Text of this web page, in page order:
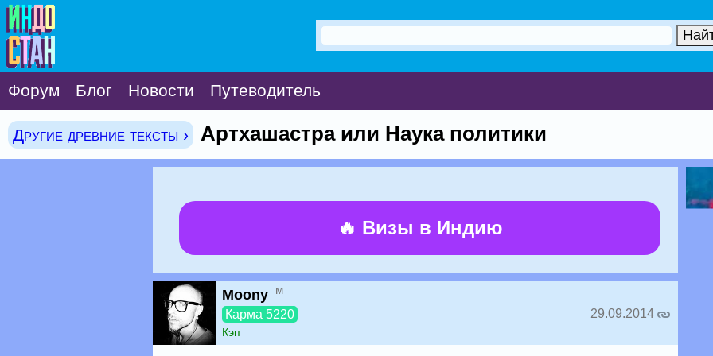
Форум Блог Новости Путеводитель
Другие древние тексты › Артхашастра или Наука политики
🔥 Визы в Индию
Moony м
Карма 5220
Кэп
29.09.2014